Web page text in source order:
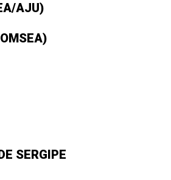
AJU)
SERGIPE